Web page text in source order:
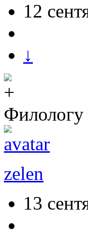
12
↓
Филологу
zelen
13